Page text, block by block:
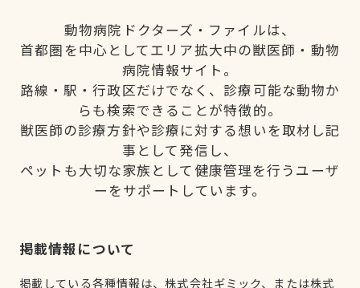
動物病院ドクターズ・ファイルは、
首都圏を中心としてエリア拡大中の獣医師・動物
病院情報サイト。
路線・駅・行政区だけでなく、診療可能な動物か
らも検索できることが特徴的。
獣医師の診療方針や診療に対する想いを取材し記
事として発信し、
ペットも大切な家族として健康管理を行うユーザ
ーをサポートしています。
掲載情報について
掲載している各種情報は、株式会社ギミック、または株式